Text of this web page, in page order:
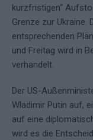
kurzfristigen“
Grenze zur Ukraine.
entsprechenden
und Freitag wird in
verhandelt.
Der US-
Wladimir Putin auf,
auf eine
wird es die